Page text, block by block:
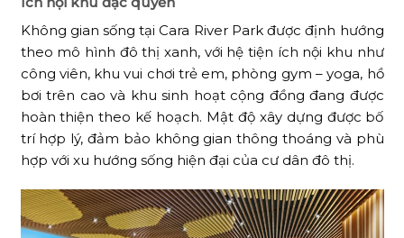
Không gian sống tại Cara River Park được định hướng
theo mô hình đô thị xanh, với hệ tiện ích nội khu như
công viên, khu vui chơi trẻ em, phòng gym – yoga, hồ
bơi trên cao và khu sinh hoạt cộng đồng đang được
hoàn thiện theo kế hoạch. Mật độ xây dựng được bố
trí hợp lý, đảm bảo không gian thông thoáng và phù
hợp với xu hướng sống hiện đại của cư dân đô thị.